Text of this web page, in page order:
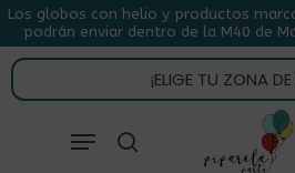
Skip
to
main
content
Los globos con helio y productos
podrán enviar dentro de la M40 de
¡ELIGE TU ZONA
Menu
CARRITO
Menu